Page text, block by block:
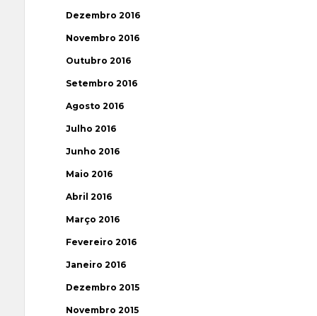
Dezembro 2016
Novembro 2016
Outubro 2016
Setembro 2016
Agosto 2016
Julho 2016
Junho 2016
Maio 2016
Abril 2016
Março 2016
Fevereiro 2016
Janeiro 2016
Dezembro 2015
Novembro 2015